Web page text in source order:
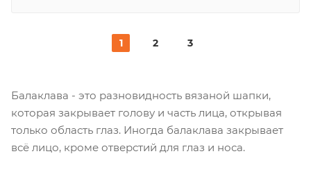
1 2 3
Балаклава - это разновидность вязаной шапки,
которая закрывает голову и часть лица, открывая
только область глаз. Иногда балаклава закрывает
всё лицо, кроме отверстий для глаз и носа.